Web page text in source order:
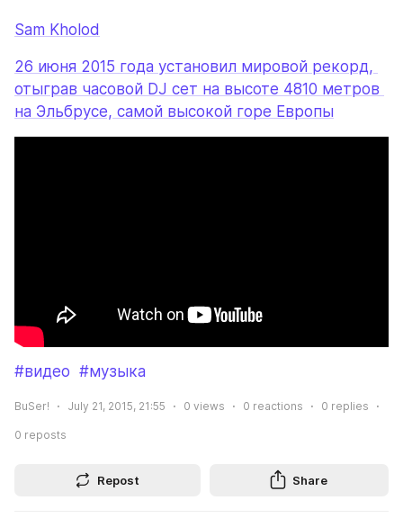
Sam Kholod
26 июня 2015 года установил мировой рекорд,
отыграв часовой DJ сет на высоте 4810 метров
на Эльбрусе, самой высокой горе Европы
#видео #музыка
BuSer! July 21, 2015, 21:55 0 views 0 reactions 0 replies
0 reposts
Repost Share